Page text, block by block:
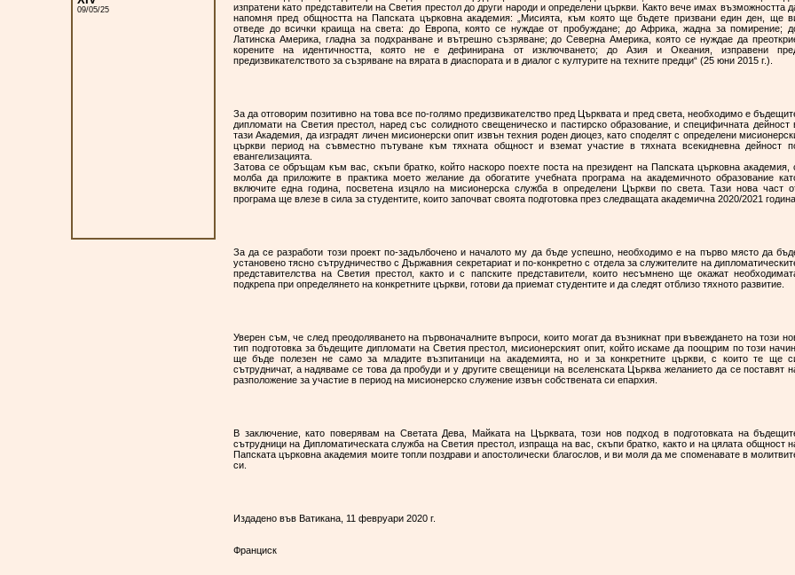
09/05/25
изпратени като представители на Светия престол до други народи и определени църкви. Както вече имах възможността
напомня пред общността на Папската църковна академия: „Мисията, към която ще бъдете призвани един ден, ще
отведе до всички краища на света: до Европа, която се нуждае от пробуждане; до Африка, жадна за помирение;
Латинска Америка, гладна за подхранване и вътрешно съзряване; до Северна Америка, която се нуждае да
корените на идентичността, която не е дефинирана от изключването; до Азия и Океания, изправени
предизвикателството за съзряване на вярата в диаспората и в диалог с културите на техните предци“ (25 юни 2015 г.).
За да отговорим позитивно на това все по-голямо предизвикателство пред Църквата и пред света, необходимо е
дипломати на Светия престол, наред със солидното свещеническо и пастирско образование, и специфичната дейност
тази Академия, да изградят личен мисионерски опит извън техния роден диоцез, като споделят с определени
църкви период на съвместно пътуване към тяхната общност и вземат участие в тяхната всекидневна дейност
евангелизацията.
Затова се обръщам към вас, скъпи братко, който наскоро поехте поста на президент на Папската църковна академия,
молба да приложите в практика моето желание да обогатите учебната програма на академичното образование
включите една година, посветена изцяло на мисионерска служба в определени Църкви по света. Тази нова част
програма ще влезе в сила за студентите, които започват своята подготовка през следващата академична 2020/2021 година.
За да се разработи този проект по-задълбочено и началото му да бъде успешно, необходимо е на първо място да
установено тясно сътрудничество с Държавния секретариат и по-конкретно с отдела за служителите на
представителства на Светия престол, както и с папските представители, които несъмнено ще окажат
подкрепа при определянето на конкретните църкви, готови да приемат студентите и да следят отблизо тяхното развитие.
Уверен съм, че след преодоляването на първоначалните въпроси, които могат да възникнат при въвеждането на този
тип подготовка за бъдещите дипломати на Светия престол, мисионерският опит, който искаме да поощрим по този начин,
ще бъде полезен не само за младите възпитаници на академията, но и за конкретните църкви, с които те ще
сътрудничат, а надяваме се това да пробуди и у другите свещеници на вселенската Църква желанието да се поставят
разположение за участие в период на мисионерско служение извън собствената си епархия.
В заключение, като поверявам на Светата Дева, Майката на Църквата, този нов подход в подготовката на
сътрудници на Дипломатическата служба на Светия престол, изпраща на вас, скъпи братко, както и на цялата общност
Папската църковна академия моите топли поздрави и апостолически благослов, и ви моля да ме споменавате в
си.
Издадено във Ватикана, 11 февруари 2020 г.
Франциск